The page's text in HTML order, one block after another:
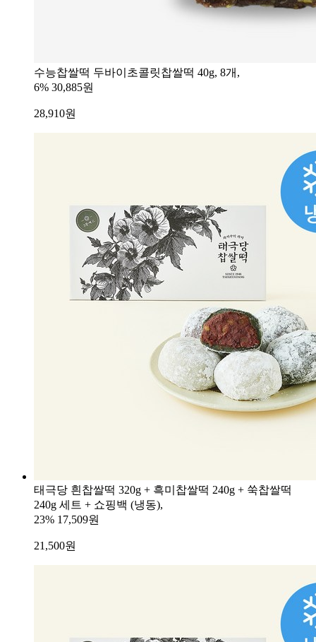
수능찹쌀떡 두바이초콜릿찹쌀떡 40g, 8개,
6% 30,885원
28,910원
태극당 흰찹쌀떡 320g + 흑미찹쌀떡 240g + 쑥찹쌀떡
240g 세트 + 쇼핑백 (냉동),
23% 17,509원
21,500원